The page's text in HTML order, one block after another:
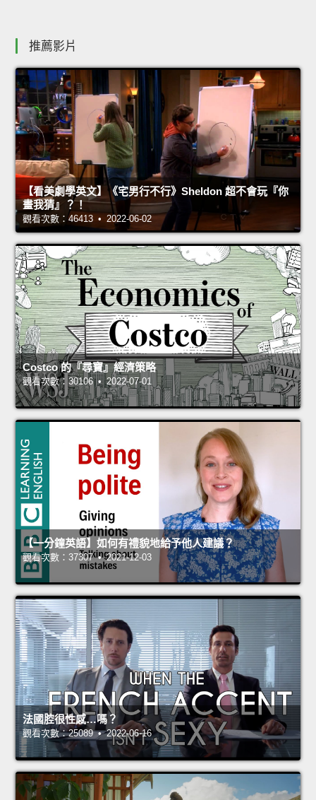
推薦影片
【看美劇學英文】《宅男行不行》Sheldon 超不會玩『你
畫我猜』？！
觀看次數：46413 • 2022-06-02
Costco 的『尋寶』經濟策略
觀看次數：30106 • 2022-07-01
【一分鐘英語】如何有禮貌地給予他人建議？
觀看次數：37307 • 2021-12-03
法國腔很性感…嗎？
觀看次數：25089 • 2022-06-16